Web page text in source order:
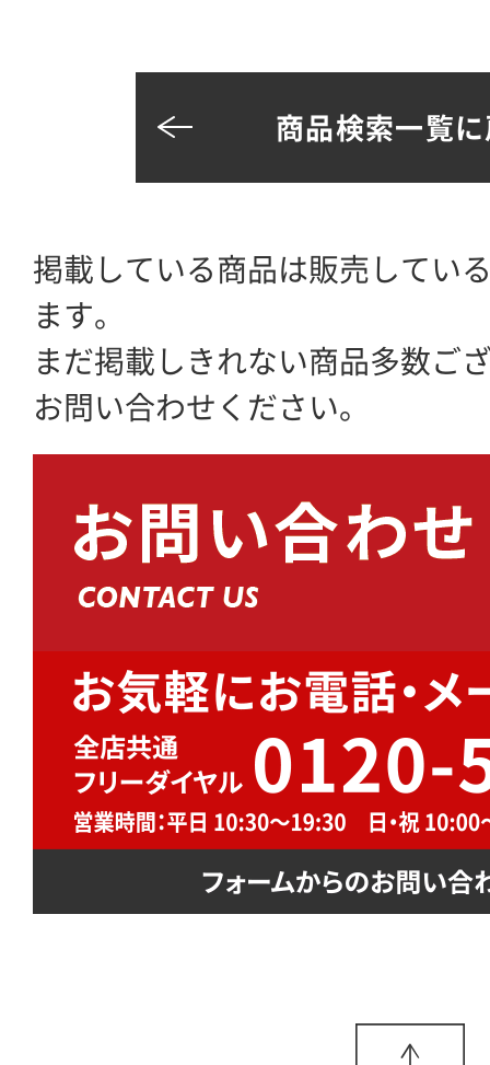
商品検索一覧
掲載している商品は販売してい
ます。
まだ掲載しきれない商品多数ご
お問い合わせください。